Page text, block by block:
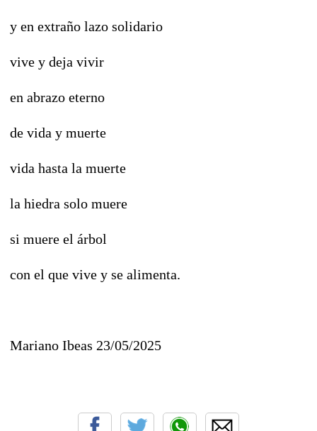
y en extraño lazo solidario
vive y deja vivir
en abrazo eterno
de vida y muerte
vida hasta la muerte
la hiedra solo muere
si muere el árbol
con el que vive y se alimenta.
Mariano Ibeas 23/05/2025